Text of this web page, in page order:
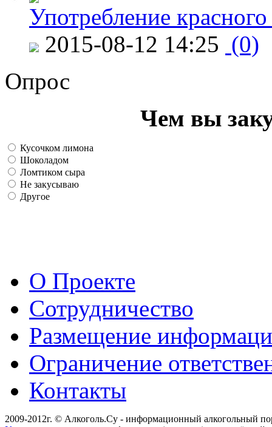
Употребление
2015-08-12 14:25 (0)
Опрос
Чем вы
Кусочком лимона
Шоколадом
Ломтиком сыра
Не закусываю
Другое
О Проекте
Сотрудничество
Размещение
Ограничение
Контакты
2009-2012г. © Алкоголь.Су - информационный алкогольный